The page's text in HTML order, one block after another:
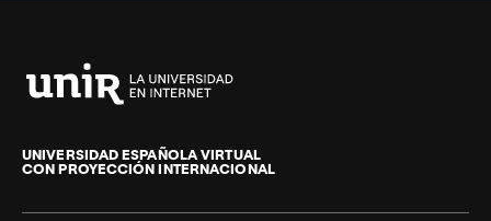
de
La
UNIVERSIDAD ESPAÑOLA VIRTUAL
CON PROYECCIÓN INTERNACIONAL